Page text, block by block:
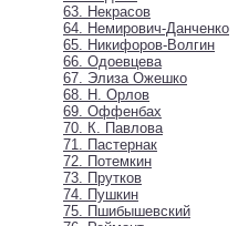
63. Некрасов
64. Немирович-Данченко
65. Никифоров-Волгин
66. Одоевцева
67. Элиза Ожешко
68. Н. Орлов
69. Оффенбах
70. К. Павлова
71. Пастернак
72. Потемкин
73. Прутков
74. Пушкин
75. Пшибышевский